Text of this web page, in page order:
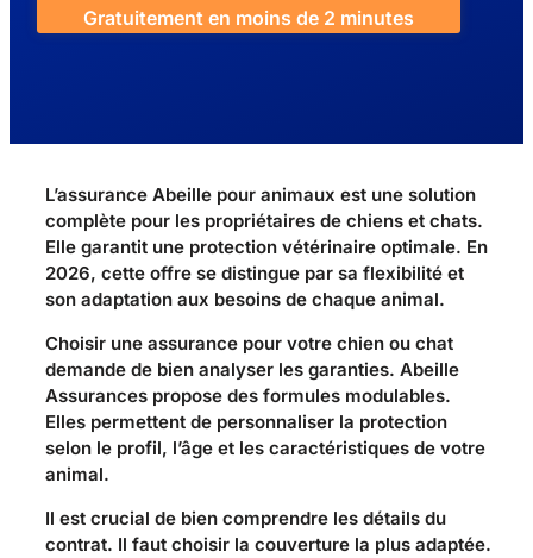
Gratuitement en moins de 2 minutes
L’assurance Abeille pour animaux est une solution
complète pour les propriétaires de chiens et chats.
Elle garantit une protection vétérinaire optimale. En
2026, cette offre se distingue par sa flexibilité et
son adaptation aux besoins de chaque animal.
Choisir une assurance pour votre chien ou chat
demande de bien analyser les garanties. Abeille
Assurances propose des formules modulables.
Elles permettent de personnaliser la protection
selon le profil, l’âge et les caractéristiques de votre
animal.
Il est crucial de bien comprendre les détails du
contrat. Il faut choisir la couverture la plus adaptée.